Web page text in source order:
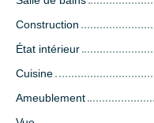
Construction
État intérieur
Cuisine
Ameublement